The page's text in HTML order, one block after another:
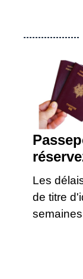
Les
de titre